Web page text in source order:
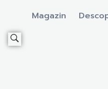
Magazin